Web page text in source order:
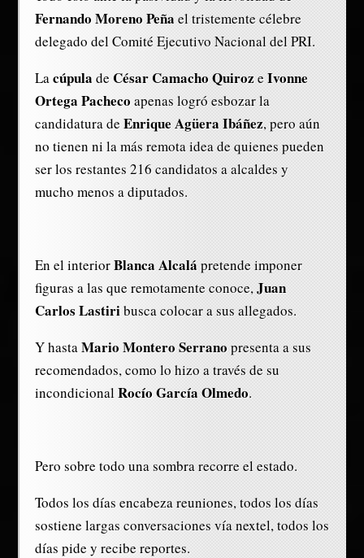
Fernando Moreno Peña el tristemente célebre
delegado del Comité Ejecutivo Nacional del PRI.
Lacúpula de César Camacho QuirozeIvonne
Ortega Pacheco apenas logró esbozar la
candidatura de Enrique Agüera Ibáñez, pero aún
no tienen ni la más remota idea de quienes pueden
ser los restantes 216 candidatos a alcaldes y
mucho menos a diputados.
En el interiorBlanca Alcalá pretende imponer
figuras a las que remotamente conoce,Juan
Carlos Lastiribusca colocar a sus allegados.
Y hastaMario Montero Serranopresenta a sus
recomendados, como lo hizo a través de su
incondicionalRocío García Olmedo.
Pero sobre todo una sombra recorre el estado.
Todos los días encabeza reuniones, todos los días
sostiene largas conversaciones vía nextel, todos los
días pide y recibe reportes.